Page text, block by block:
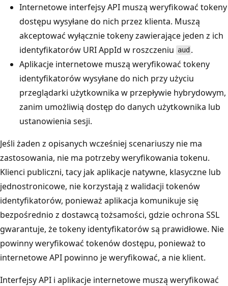
Internetowe interfejsy API muszą weryfikować tokeny
dostępu wysyłane do nich przez klienta. Muszą
akceptować wyłącznie tokeny zawierające jeden z ich
identyfikatorów URI AppId w roszczeniu aud .
Aplikacje internetowe muszą weryfikować tokeny
identyfikatorów wysyłane do nich przy użyciu
przeglądarki użytkownika w przepływie hybrydowym,
zanim umożliwią dostęp do danych użytkownika lub
ustanowienia sesji.
Jeśli żaden z opisanych wcześniej scenariuszy nie ma
zastosowania, nie ma potrzeby weryfikowania tokenu.
Klienci publiczni, tacy jak aplikacje natywne, klasyczne lub
jednostronicowe, nie korzystają z walidacji tokenów
identyfikatorów, ponieważ aplikacja komunikuje się
bezpośrednio z dostawcą tożsamości, gdzie ochrona SSL
gwarantuje, że tokeny identyfikatorów są prawidłowe. Nie
powinny weryfikować tokenów dostępu, ponieważ to
internetowe API powinno je weryfikować, a nie klient.
Interfejsy API i aplikacje internetowe muszą weryfikować